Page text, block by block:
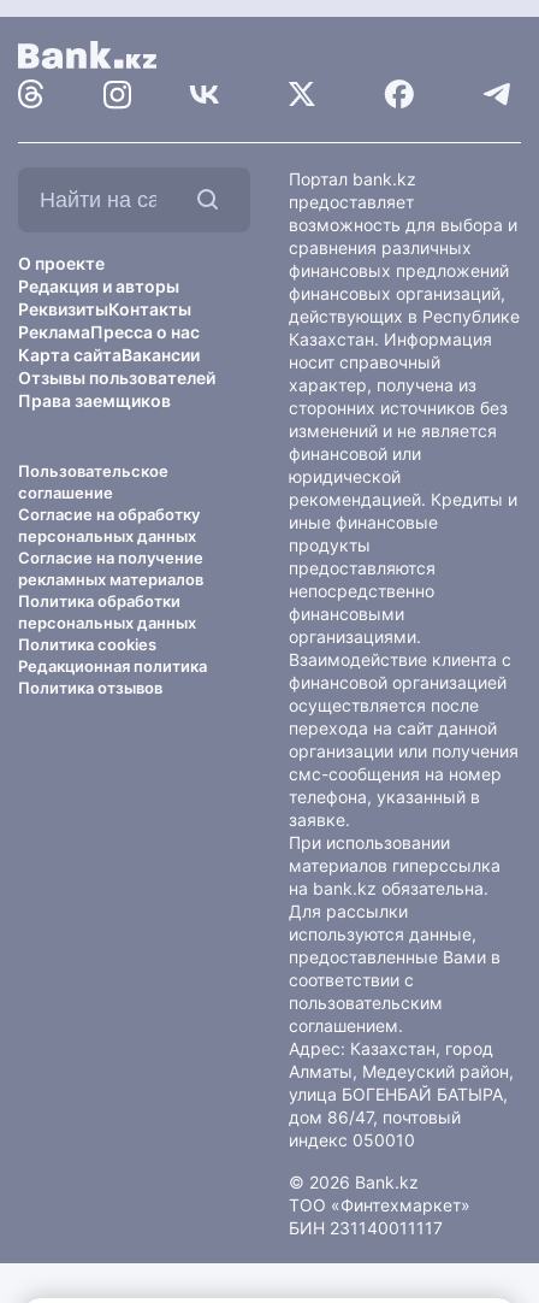
О проекте
Редакция и авторы
РеквизитыКонтакты
РекламаПресса о нас
Карта сайтаВакансии
Отзывы пользователей
Права заемщиков
Пользовательское
соглашение
Согласие на обработку
персональных данных
Согласие на получение
рекламных материалов
Политика обработки
персональных данных
Политика cookies
Редакционная политика
Политика отзывов
Портал bank.kz
предоставляет
возможность для выбора и
сравнения различных
финансовых предложений
финансовых организаций,
действующих в Республике
Казахстан. Информация
носит справочный
характер, получена из
сторонних источников без
изменений и не является
финансовой или
юридической
рекомендацией. Кредиты и
иные финансовые
продукты
предоставляются
непосредственно
финансовыми
организациями.
Взаимодействие клиента с
финансовой организацией
осуществляется после
перехода на сайт данной
организации или получения
смс-сообщения на номер
телефона, указанный в
заявке.
При использовании
материалов гиперссылка
на bank.kz обязательна.
Для рассылки
используются данные,
предоставленные Вами в
соответствии с
пользовательским
соглашением.
Адрес: Казахстан, город
Алматы, Медеуский район,
улица БОГЕНБАЙ БАТЫРА,
дом 86/47, почтовый
индекс 050010
© 2026 Bank.kz
ТОО «Финтехмаркет»
БИН 231140011117